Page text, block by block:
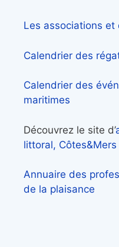
Les associations et
Calendrier des
Calendrier des
maritimes
Découvrez le site d’
littoral, Côtes&Mers
Annuaire des
de la plaisance